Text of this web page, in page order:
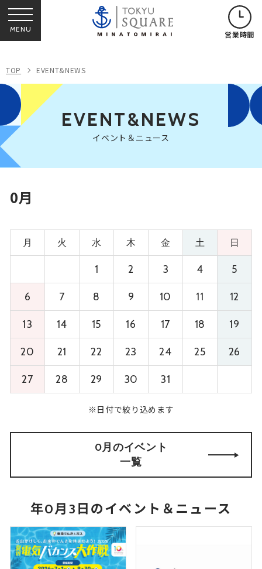
MENU 営業時間
TOP EVENT&NEWS
EVENT&NEWS
イベント＆ニュース
0月
月 火 水 木 金 土 日
1 2 3 4 5
6 7 8 9 10 11 12
13 14 15 16 17 18 19
20 21 22 23 24 25 26
27 28 29 30 31
※日付で絞り込めます
0月のイベント
一覧
年0月3日のイベント＆ニュース